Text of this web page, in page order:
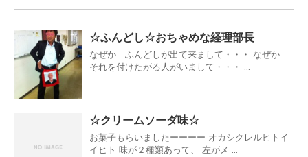
☆ふんどし☆おちゃめな経理部長
なぜか ふんどしが出て来まして・・・ なぜか
それを付けたがる人がいまして・・・ ...
☆クリームソーダ味☆
お菓子もらいましたーーーー オカシクレルヒトイ
イヒト 味が２種類あって、 左がメ ...